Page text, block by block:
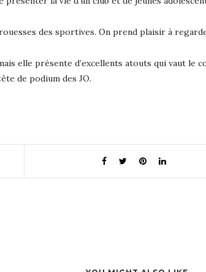
des sportives. On prend plaisir à
elle présente d’excellents atouts qui vaut le
de podium des JO.